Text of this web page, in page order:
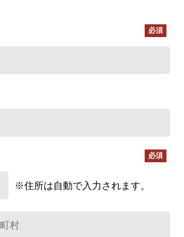
※住所は自動で入力されます。